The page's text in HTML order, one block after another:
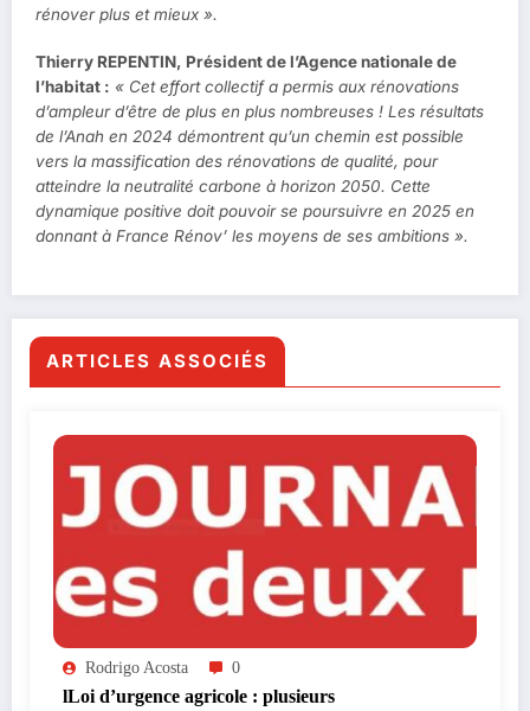
rénover plus et mieux ».
Thierry REPENTIN, Président de l’Agence nationale de
l’habitat : « Cet effort collectif a permis aux rénovations
d’ampleur d’être de plus en plus nombreuses ! Les résultats
de l’Anah en 2024 démontrent qu’un chemin est possible
vers la massification des rénovations de qualité, pour
atteindre la neutralité carbone à horizon 2050. Cette
dynamique positive doit pouvoir se poursuivre en 2025 en
donnant à France Rénov’ les moyens de ses ambitions ».
ARTICLES ASSOCIÉS
Rodrigo Acosta 0
lLoi d’urgence agricole : plusieurs